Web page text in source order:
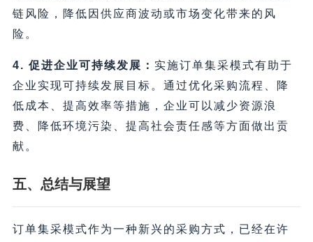
链风险，降低因供应商波动或市场变化带来的风
险。
4. 促进企业可持续发展： 实施订单集采模式有助于
企业实现可持续发展目标。通过优化采购流程、降
低成本、提高效率等措施，企业可以减少资源浪
费、降低环境污染、提高社会责任感等方面做出贡
献。
五、总结与展望
订单集采模式作为一种新兴的采购方式，已经在许